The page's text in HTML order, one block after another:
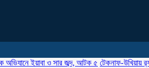
অভিযানে ইয়াবা ও সার জব্দ, আটক ৫ টেকনাফ-উখিয়ায়